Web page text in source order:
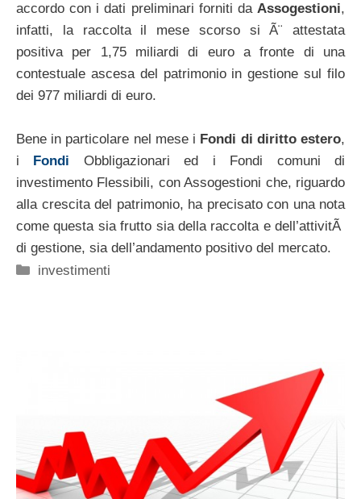
accordo con i dati preliminari forniti da Assogestioni,
infatti, la raccolta il mese scorso si Ã¨ attestata
positiva per 1,75 miliardi di euro a fronte di una
contestuale ascesa del patrimonio in gestione sul filo
dei 977 miliardi di euro.
Bene in particolare nel mese i Fondi di diritto estero,
i
Fondi Obbligazionari ed i Fondi comuni di
investimento Flessibili, con Assogestioni che, riguardo
alla crescita del patrimonio, ha precisato con una nota
come questa sia frutto sia della raccolta e dell’attivitÃ
di gestione, sia dell’andamento positivo del mercato.
Categorie
investimenti